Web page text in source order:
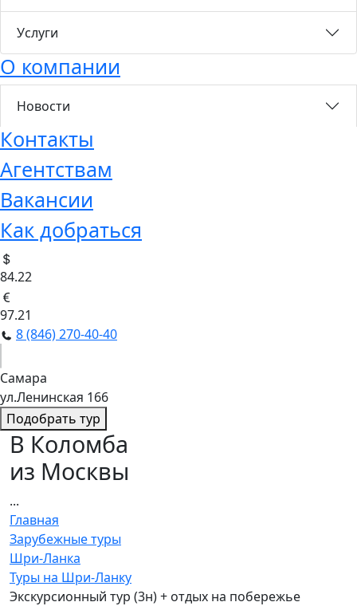
Услуги
О компании
Новости
Контакты
Агентствам
Вакансии
Как добраться
84.22
97.21
8 (846) 270-40-40
Самара
ул.Ленинская 166
Подобрать тур
В Коломба
из Москвы
...
Главная
Зарубежные туры
Шри-Ланка
Туры на Шри-Ланку
Экскурсионный тур (3н) + отдых на побережье